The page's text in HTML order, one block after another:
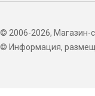
© 2006-2026, Магазин-
© Информация,